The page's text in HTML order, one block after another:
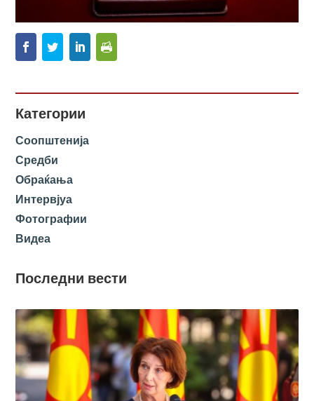
Категории
Соопштенија
Средби
Обраќања
Интервјуа
Фотографии
Видеа
Последни вести